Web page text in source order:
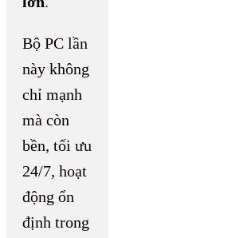
Bộ PC lần
này không
chỉ mạnh
mà còn
bền, tối ưu
24/7, hoạt
động ổn
định trong